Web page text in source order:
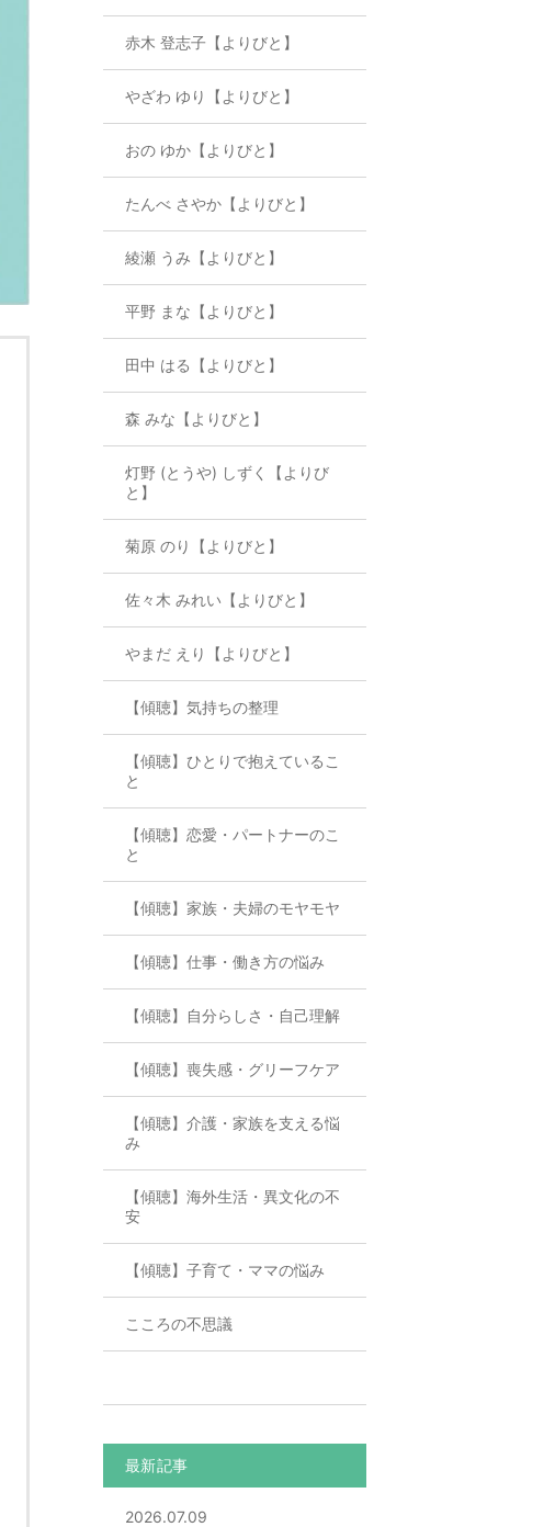
赤木 登志子【よりびと】
やざわ ゆり【よりびと】
おの ゆか【よりびと】
たんべ さやか【よりびと】
綾瀬 うみ【よりびと】
平野 まな【よりびと】
田中 はる【よりびと】
森 みな【よりびと】
灯野 (とうや) しずく【よりび
と】
菊原 のり【よりびと】
佐々木 みれい【よりびと】
やまだ えり【よりびと】
【傾聴】気持ちの整理
【傾聴】ひとりで抱えているこ
と
【傾聴】恋愛・パートナーのこ
と
【傾聴】家族・夫婦のモヤモヤ
【傾聴】仕事・働き方の悩み
【傾聴】自分らしさ・自己理解
【傾聴】喪失感・グリーフケア
【傾聴】介護・家族を支える悩
み
【傾聴】海外生活・異文化の不
安
【傾聴】子育て・ママの悩み
こころの不思議
最新記事
2026.07.09